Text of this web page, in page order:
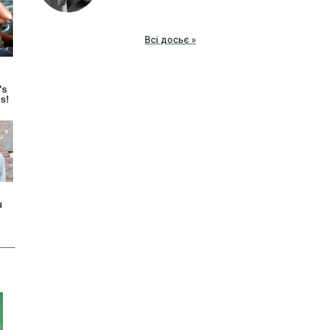
Всі досьє »